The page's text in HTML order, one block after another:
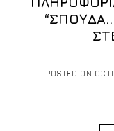
POSTED ON